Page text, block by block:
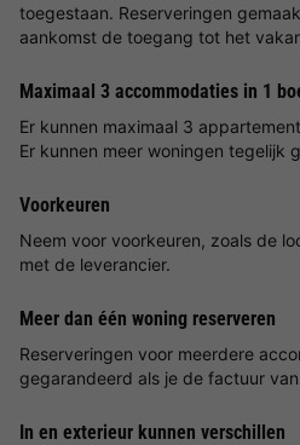
toegestaan. Reserveringen
aankomst de toegang tot het
Maximaal 3 accommodaties in 1
Er kunnen maximaal 3
Er kunnen meer woningen tegelijk
Voorkeuren
Neem voor voorkeuren, zoals de
met de leverancier.
Meer dan één woning reserveren
Reserveringen voor meerdere
gegarandeerd als je de factuur
In en exterieur kunnen verschillen